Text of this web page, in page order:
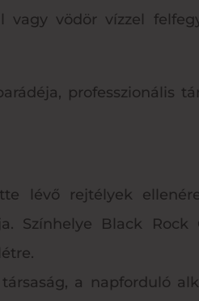
vagy vödör vízzel
professzionális
lévő rejtélyek
Színhelye Black
a napforduló